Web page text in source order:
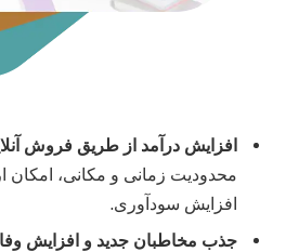
افزایش درآمد از طریق فروش
محدودیت زمانی و مکانی، امکان
افزایش سودآوری.
جذب مخاطبان جدید و افزایش